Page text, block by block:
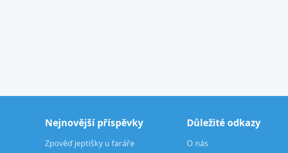
Nejnovější příspěvky
Zpověď jeptišky u faráře
Důležité odkazy
O nás